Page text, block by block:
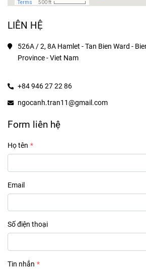
LIÊN HỆ
526A / 2, 8A Hamlet - Tan Bien Ward -
Province - Viet Nam
+84 946 27 22 86
ngocanh.tran11@gmail.com
Form liên hệ
Họ tên
Email
Số điện thoại
Tin nhắn